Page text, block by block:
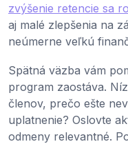
zvýšenie retencie sa
aj malé zlepšenia na
neúmerne veľkú
Spätná väzba vám
program zaostáva.
členov, prečo ešte
uplatnenie? Oslovte
odmeny relevantné.